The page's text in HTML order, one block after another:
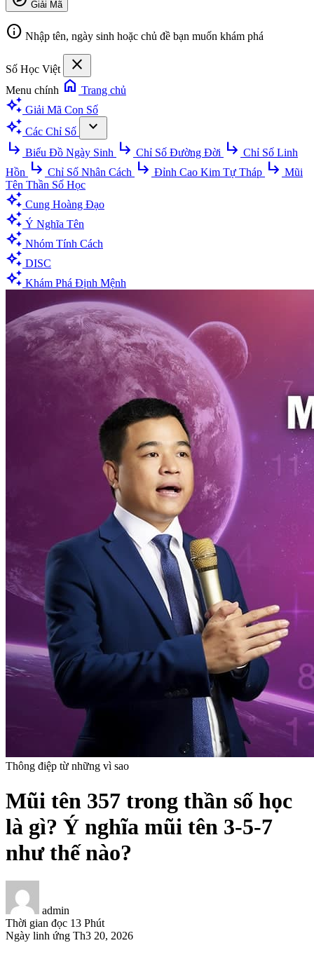
Giải Mã
info Nhập tên, ngày sinh hoặc chủ đề bạn muốn khám phá
Số Học Việt close
Menu chính home Trang chủ
auto_awesome Giải Mã Con Số
auto_awesome Các Chỉ Số
expand_more
subdirectory_arrow_right Biểu Đồ Ngày Sinh subdirectory_arrow_right Chỉ Số Đường Đời subdirectory_arrow_right Chỉ Số Linh
Hồn subdirectory_arrow_right Chỉ Số Nhân Cách subdirectory_arrow_right Đỉnh Cao Kim Tự Tháp subdirectory_arrow_right Mũi
Tên Thần Số Học
auto_awesome Cung Hoàng Đạo
auto_awesome Ý Nghĩa Tên
auto_awesome Nhóm Tính Cách
auto_awesome DISC
auto_awesome Khám Phá Định Mệnh
Thông điệp từ những vì sao
Mũi tên 357 trong thần số học
là gì? Ý nghĩa mũi tên 3-5-7
như thế nào?
admin
Thời gian đọc 13 Phút
Ngày linh ứng Th3 20, 2026